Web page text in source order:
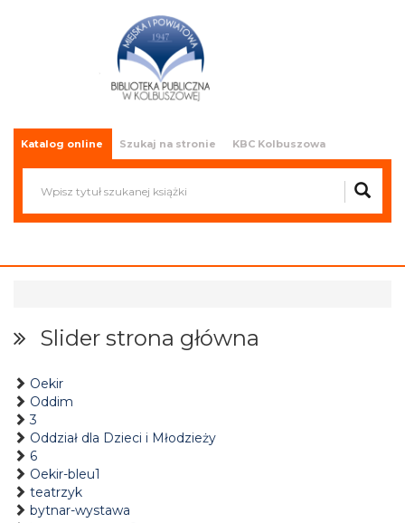
Miejska i Powiatowa Biblioteka
Publiczna w Kolbuszowej
Katalog online Szukaj na stronie KBC Kolbuszowa
Slider strona główna
Oekir
Oddim
3
Oddział dla Dzieci i Młodzieży
6
Oekir-bleu1
teatrzyk
bytnar-wystawa